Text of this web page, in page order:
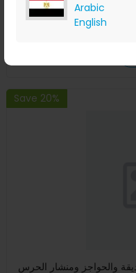
Arabic
English+ Upto
Save 20%
والحواجز ومنشار الحرس